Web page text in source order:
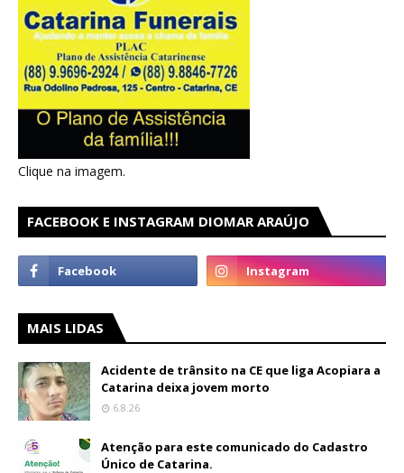
Clique na imagem.
FACEBOOK E INSTAGRAM DIOMAR ARAÚJO
MAIS LIDAS
Acidente de trânsito na CE que liga Acopiara a
Catarina deixa jovem morto
6.8.26
Atenção para este comunicado do Cadastro
Único de Catarina.